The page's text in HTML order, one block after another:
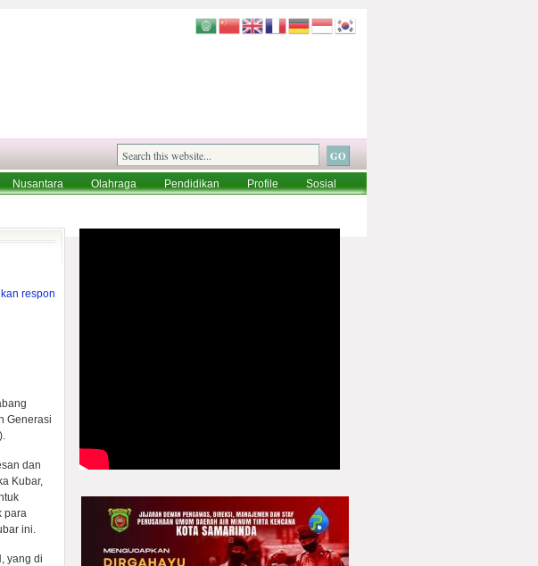
Nusantara Olahraga Pendidikan Profile
Sosial
respon
Generasi
dan
Kubar,
para
ini.
yang di